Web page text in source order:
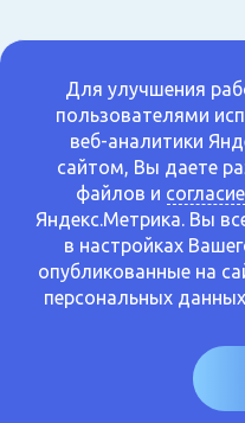
Для улучшения
пользователями
веб-аналитики
сайтом, Вы даете
файлов и согласие
Яндекс.Метрика. Вы
в настройках
опубликованные на
персональных